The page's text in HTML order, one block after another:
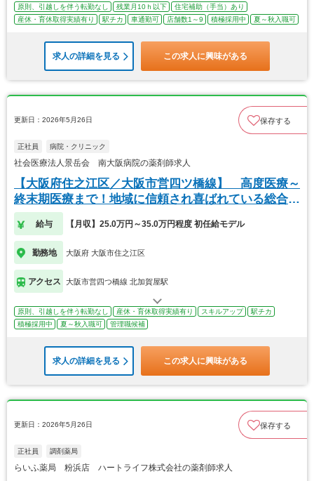
原則、引越しを伴う転勤なし
残業月10ｈ以下
住宅補助（手当）あり
産休・育休取得実績有り
駅チカ 車通勤可 店舗数1～9 積極採用中 夏～秋入職可
求人の詳細を見る この求人に興味がある
更新日：2026年5月26日 保存する
正社員 病院・クリニック
社会医療法人景岳会 南大阪病院の薬剤師求人
【大阪府住之江区／大阪市営四ツ橋線】 高度医療～
終末期医療まで！地域に信頼され喜ばれている総合病
院
給与 【月収】25.0万円～35.0万円程度 初任給モデル
勤務地 大阪府 大阪市住之江区
アクセス 大阪市営四つ橋線 北加賀屋駅
原則、引越しを伴う転勤なし 産休・育休取得実績有り スキルアップ
駅チカ
積極採用中
夏～秋入職可 管理職候補
求人の詳細を見る この求人に興味がある
更新日：2026年5月26日 保存する
正社員 調剤薬局
らいふ薬局 粉浜店 ハートライフ株式会社の薬剤師求人